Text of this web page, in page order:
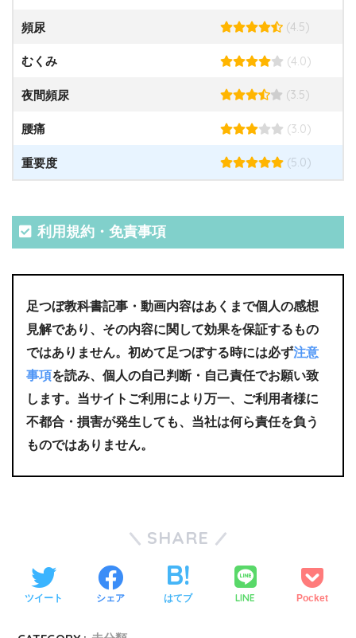
頻尿 (4.5)
むくみ (4.0)
夜間頻尿 (3.5)
腰痛 (3.0)
重要度 (5.0)
利用規約・免責事項
足つぼ教科書記事・動画内容はあくまで個人の感想
見解であり、その内容に関して効果を保証するもの
ではありません。初めて足つぼする時には必ず注意
事項を読み、個人の自己判断・自己責任でお願い致
します。当サイトご利用により万一、ご利用者様に
不都合・損害が発生しても、当社は何ら責任を負う
ものではありません。
SHARE
ツイート シェア はてブ LINE Pocket